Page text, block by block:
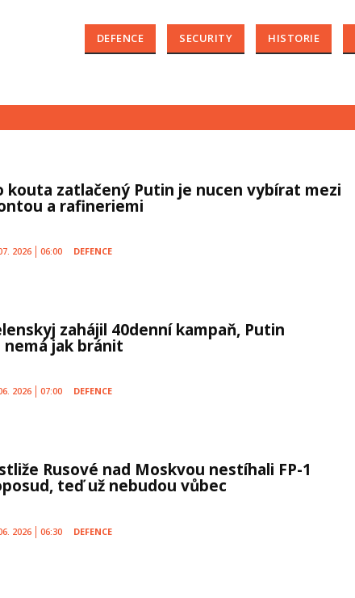
DEFENCE SECURITY HISTORIE
kouta zatlačený Putin je nucen vybírat mezi
a rafineriemi
2026 06:00 DEFENCE
zahájil 40denní kampaň, Putin
nemá jak bránit
2026 07:00 DEFENCE
Rusové nad Moskvou nestíhali FP-1
teď už nebudou vůbec
2026 06:30 DEFENCE